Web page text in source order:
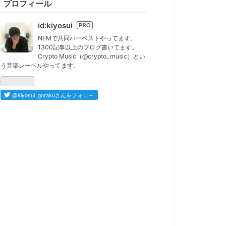
プロフィール
id:kiyosui はて
なブ
ログ
Pro
NEMで共同ハーベストやってます。
1300記事以上のブログ書いてます。
Crypto Music（@crypto_music）とい
う音楽レーベルやってます。